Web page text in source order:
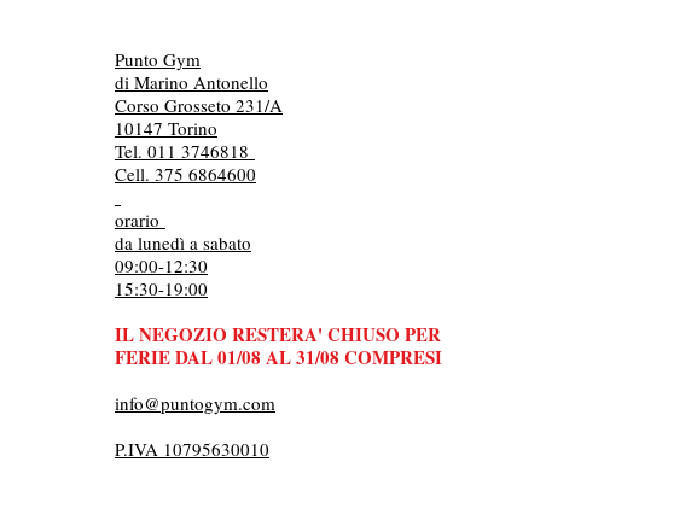
Punto Gym
di Marino Antonello
Corso Grosseto 231/A
10147 Torino
Tel. 011 3746818
Cell. 375 6864600
orario
da lunedì a sabato
09:00-12:30
15:30-19:00
IL NEGOZIO RESTERA' CHIUSO PER
FERIE DAL 01/08 AL 31/08 COMPRESI
info@puntogym.com
P.IVA 10795630010